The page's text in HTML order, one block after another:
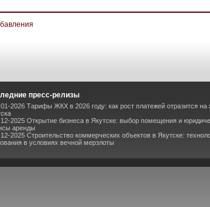
пресс-релизы
2026 Тарифы ЖКХ в 2026 году: как рост платежей отразится на
12-2025 Открытие бизнеса в Якутске: выбор помещения и
аренды
2025 Строительство коммерческих объектов в Якутске:
в условиях вечной мерзлоты